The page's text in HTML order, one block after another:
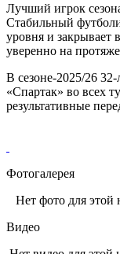
Лучший игрок
Стабильный
уровня и закрывает
уверенно на
В сезоне-2025/26
«Спартак» во всех
результативные
Фотогалерея
Нет фото для этой
Видео